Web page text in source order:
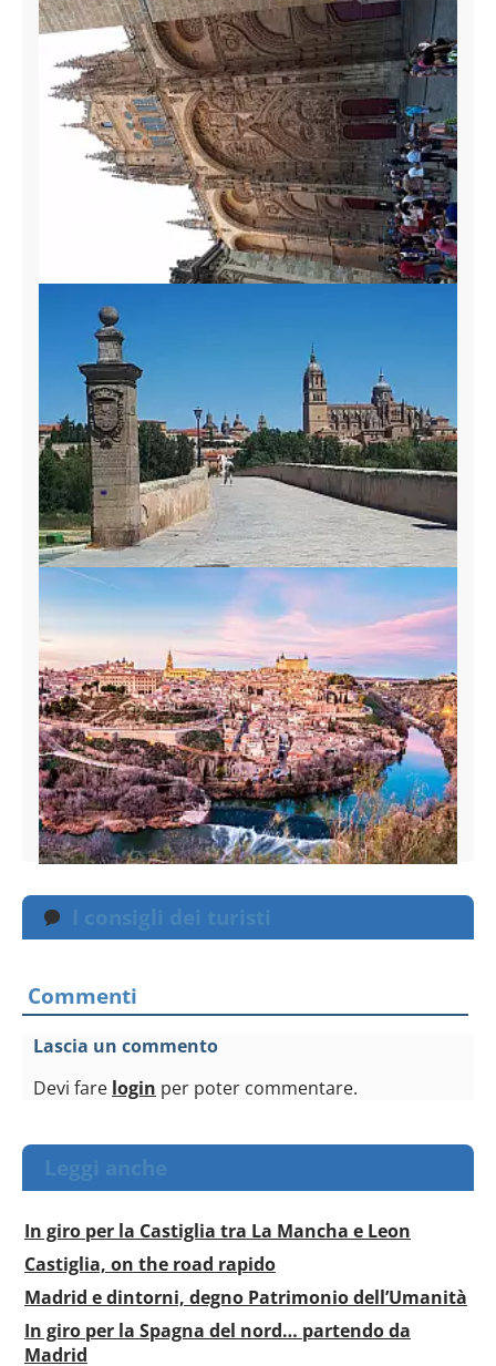
I consigli dei turisti
Commenti
Lascia un commento
Devi fare login per poter commentare.
Leggi anche
In giro per la Castiglia tra La Mancha e Leon
Castiglia, on the road rapido
Madrid e dintorni, degno Patrimonio dell’Umanità
In giro per la Spagna del nord… partendo da
Madrid